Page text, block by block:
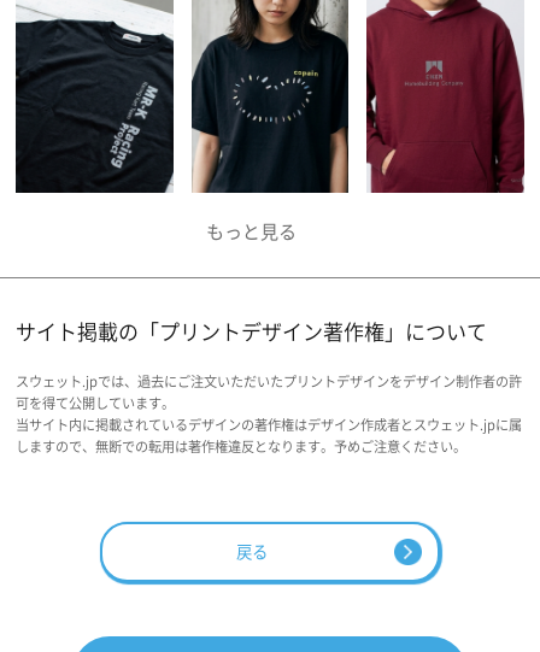
サイト掲載の「プリントデザイン著作権」について
スウェット.jpでは、過去にご注文いただいたプリントデザインをデザイン制作者の許
可を得て公開しています。
当サイト内に掲載されているデザインの著作権はデザイン作成者とスウェット.jpに属
しますので、無断での転用は著作権違反となります。予めご注意ください。
戻る